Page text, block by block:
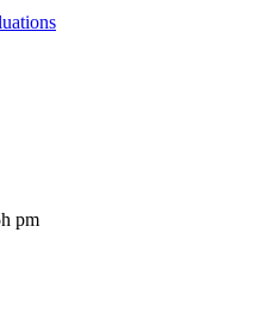
pm